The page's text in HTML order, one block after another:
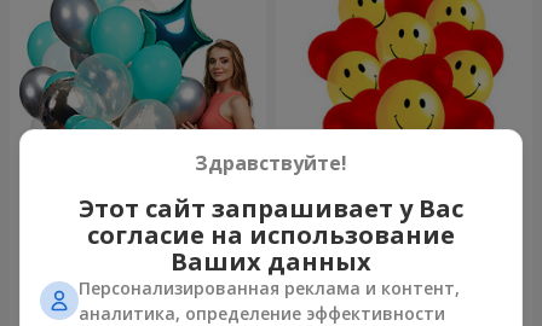
Коллекция шариков
"Бирюза" - 9 шариков
11 желтых смайлов и
красных сердец
Здравствуйте!
Этот сайт запрашивает у Вас
согласие на использование
Ваших данных
Персонализированная реклама и контент,
аналитика, определение эффективности